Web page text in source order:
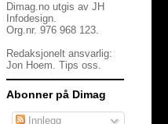
Dimag.no utgis av JH
Infodesign.
Org.nr. 976 968 123.
Redaksjonelt ansvarlig:
Jon Hoem. Tips oss.
Abonner på Dimag
Innlegg